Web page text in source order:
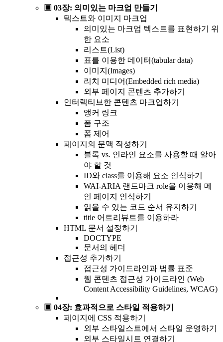
▣ 03장: 의미있는 마크업 만들기
텍스트와 이미지 마크업
의미있는 마크업 텍스트를 표현하기 위
한 요소
리스트(List)
표를 이용한 데이터(tabular data)
이미지(Images)
리치 미디어(Embedded rich media)
외부 페이지 콘텐츠 추가하기
인터렉티브한 콘텐츠 마크업하기
앵커 링크
폼 구조
폼 제어
페이지의 문맥 작성하기
블록 vs. 인라인 요소를 사용할 때 알아
야 할 것
ID와 class를 이용해 요소 인식하기
WAI-ARIA 랜드마크 role을 이용해 메
인 페이지 인식하기
읽을 수 있는 코드 순서 유지하기
title 어트리뷰트를 이용하라
HTML 문서 설정하기
DOCTYPE
문서의 헤더
접근성 추가하기
접근성 가이드라인과 법률 표준
웹 콘텐츠 접근성 가이드라인 (Web
Content Accessibility Guidelines, WCAG)
▣ 04장: 효과적으로 스타일 적용하기
페이지에 CSS 적용하기
외부 스타일스트에서 스타일 운영하기
외부 스타일시트 연결하기